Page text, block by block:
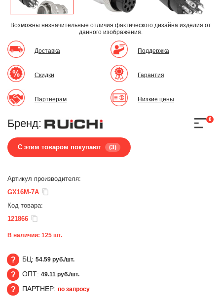
Возможны незначительные отличия фактического дизайна изделия от
данного изображения.
Доставка
Скидки
Партнерам
Поддержка
Гарантия
Низкие цены
Бренд:
С этим товаром покупают (3)
0
Артикул производителя:
GX16M-7A
Код товара:
121866
В наличии: 125 шт.
БЦ
БЦ: 54.59 руб./шт.
ОПТ
ОПТ: 49.11 руб./шт.
ПАРТНЕР: по запросу